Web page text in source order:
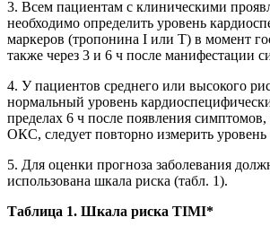
3. Всем пациентам с клиническими
необходимо определить уровень
маркеров (тропонина I или Т) в момент
также через 3 и 6 ч после манифестации
4. У пациентов среднего или высокого
нормальный уровень
пределах 6 ч после появления
ОКС, следует повторно измерить
5. Для оценки прогноза заболевания
использована шкала риска (табл. 1).
Таблица 1. Шкала риска TIMI*